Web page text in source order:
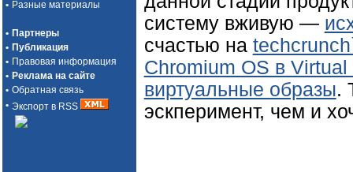
• Разные материалы
• Партнеры
• Публикация
• Правовая информация
• Реклама на сайте
• Обратная связь
• Экспорт в RSS
систему вживую —
счастью на
Chromium OS в Virtual
виртуальные образы.
эскперимент, чем и